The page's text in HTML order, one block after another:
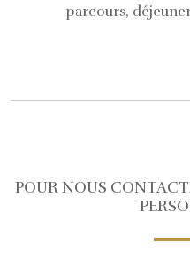
parcours,
POUR NOUS